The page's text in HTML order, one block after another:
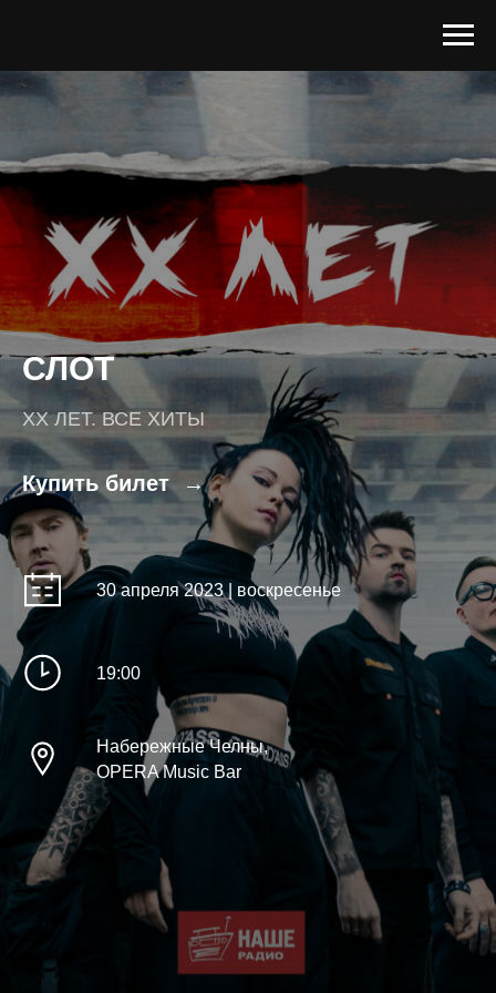
СЛОТ
XX ЛЕТ. ВСЕ ХИТЫ
Купить билет
30 апреля 2023 | воскресенье
19:00
Набережные Челны,
OPERA Music Bar